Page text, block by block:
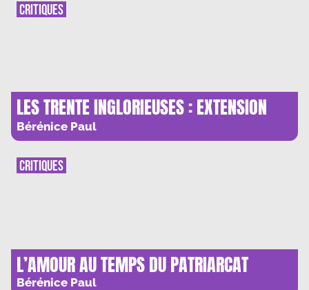
LES TRENTE INGLORIEUSES : EXTENSION
(PHILOSOPHIQUE) DU DOMAINE DE LA
LUTTE
Bérénice Paul
CRITIQUES
L’AMOUR AU TEMPS DU PATRIARCAT
Bérénice Paul
CRITIQUES